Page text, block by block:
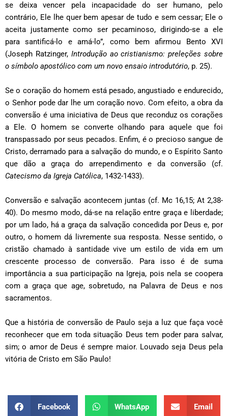
se deixa vencer pela incapacidade do ser humano, pelo
contrário, Ele lhe quer bem apesar de tudo e sem cessar; Ele o
aceita justamente como ser pecaminoso, dirigindo-se a ele
para santificá-lo e amá-lo”, como bem afirmou Bento XVI
(Joseph Ratzinger, Introdução ao cristianismo: preleções sobre
o símbolo apostólico com um novo ensaio introdutório, p. 25).
Se o coração do homem está pesado, angustiado e endurecido,
o Senhor pode dar lhe um coração novo. Com efeito, a obra da
conversão é uma iniciativa de Deus que reconduz os corações
a Ele. O homem se converte olhando para aquele que foi
transpassado por seus pecados. Enfim, é o precioso sangue de
Cristo, derramado para a salvação do mundo, e o Espírito Santo
que dão a graça do arrependimento e da conversão (cf.
Catecismo da Igreja Católica, 1432-1433).
Conversão e salvação acontecem juntas (cf. Mc 16,15; At 2,38-
40). Do mesmo modo, dá-se na relação entre graça e liberdade;
por um lado, há a graça da salvação concedida por Deus e, por
outro, o homem dá livremente sua resposta. Nesse sentido, o
cristão chamado à santidade vive um estilo de vida em um
crescente processo de conversão. Para isso é de suma
importância a sua participação na Igreja, pois nela se coopera
com a graça que age, sobretudo, na Palavra de Deus e nos
sacramentos.
Que a história de conversão de Paulo seja a luz que faça você
reconhecer que em toda situação Deus tem poder para salvar,
sim; o amor de Deus é sempre maior. Louvado seja Deus pela
vitória de Cristo em São Paulo!
Facebook WhatsApp Email